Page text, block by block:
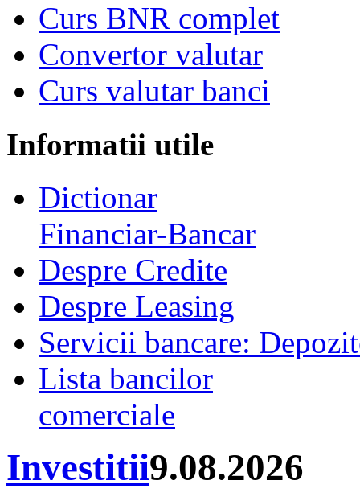
Curs BNR complet
Convertor valutar
Curs valutar banci
Informatii utile
Dictionar
Financiar-Bancar
Despre Credite
Despre Leasing
Servicii bancare:
Lista bancilor
comerciale
Investitii9.08.2026